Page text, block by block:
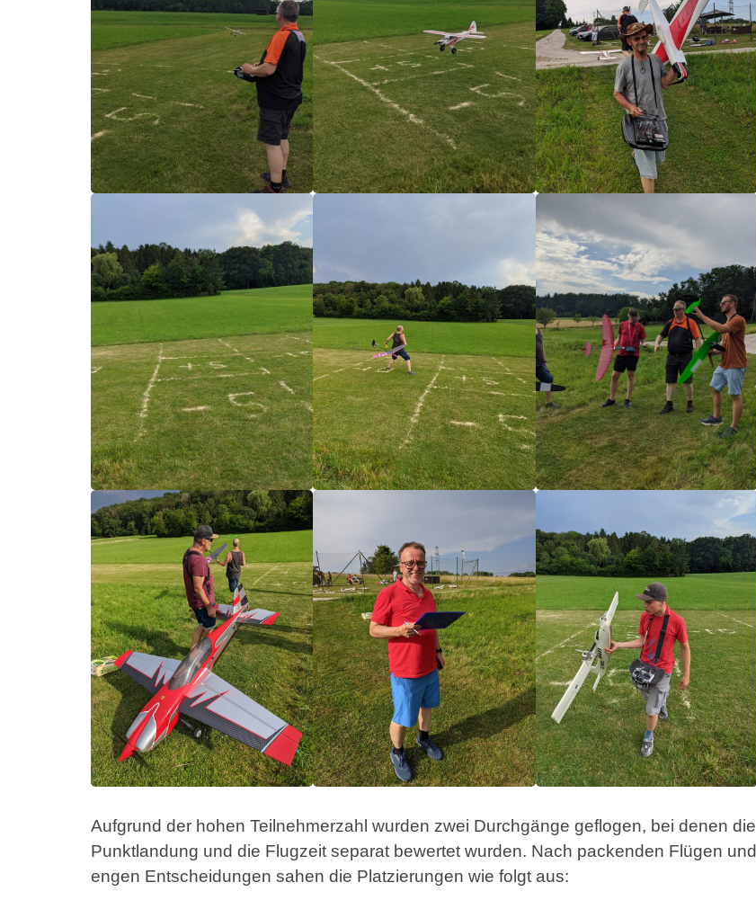
Aufgrund der hohen Teilnehmerzahl wurden zwei Durchgänge geflogen, bei denen die
Punktlandung und die Flugzeit separat bewertet wurden. Nach packenden Flügen und
engen Entscheidungen sahen die Platzierungen wie folgt aus: